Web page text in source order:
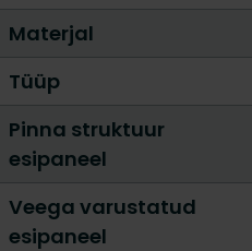
Materjal
Tüüp
Pinna struktuur
esipaneel
Veega varustatud
esipaneel